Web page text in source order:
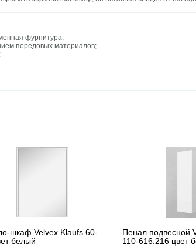
фурнитура;
передовых материалов;
шкаф Velvex Klaufs 60-
белый
Пенал подвесной
110-616.216 цвет